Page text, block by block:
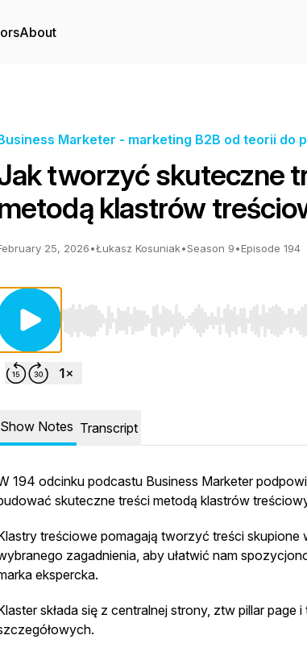
About
Marketer - marketing B2B od teorii do
tworzyć skuteczne
klastrów
25, 2026•Łukasz Kosuniak•Season 9•Episode 194
Use Left/Right to seek, Home/End to
Show Notes Transcript
194 odcinku podcastu Business Marketer
skuteczne treści metodą klastrów
treściowe pomagają tworzyć treści skupione
zagadnienia, aby ułatwić nam
ekspercka.
składa się z centralnej strony, ztw pillar page